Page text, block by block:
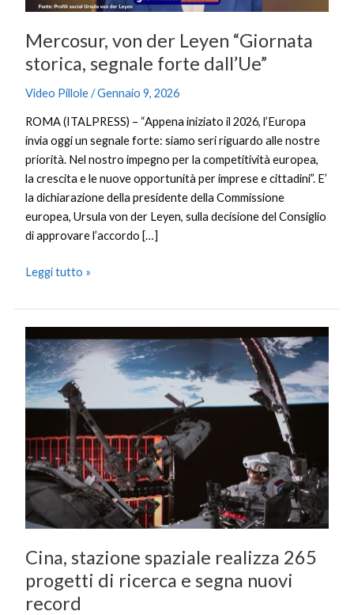
Mercosur, von der Leyen “Giornata
storica, segnale forte dall’Ue”
Video Pillole/Gennaio 9, 2026
ROMA (ITALPRESS) – “Appena iniziato il 2026, l’Europa
invia oggi un segnale forte: siamo seri riguardo alle nostre
priorità. Nel nostro impegno per la competitività europea,
la crescita e le nuove opportunità per imprese e cittadini”. E’
la dichiarazione della presidente della Commissione
europea, Ursula von der Leyen, sulla decisione del Consiglio
di approvare l’accordo […]
Leggi tutto »
Cina, stazione spaziale realizza 265
progetti di ricerca e segna nuovi
record
stazione
spaziale
realizza
265
progetti
di
ricerca
segna
nuovi